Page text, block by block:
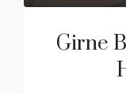
Girne